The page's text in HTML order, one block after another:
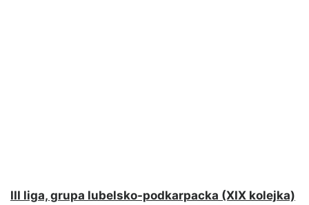
III liga, grupa lubelsko-podkarpacka (XIX kolejka)